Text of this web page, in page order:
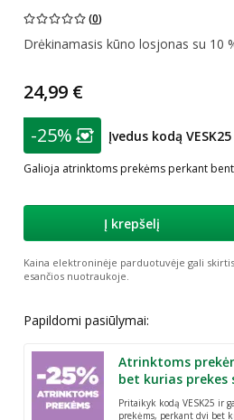
(0)
Drėkinamasis kūno losjonas su 10
24,99 €
patarimas
Lojalumo klubo
-25% Įvedus kodą VESK25
Galioja atrinktoms prekėms perkant
Į krepšelį
Kaina elektroninėje parduotuvėje gali
esančios nuotraukoje.
Papildomi pasiūlymai:
Atrinktoms
bet kurias prekes
Pritaikyk kodą VESK25 ir
prekėms, perkant dvi bet